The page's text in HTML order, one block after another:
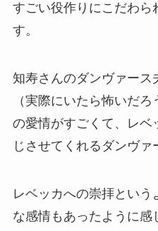
すごい役作りにこだわら
す。
知寿さんのダンヴァー
（実際にいたら怖いだ
の愛情がすごくて、レベ
じさせてくれるダンヴァ
レベッカへの崇拝という
な感情もあったように感